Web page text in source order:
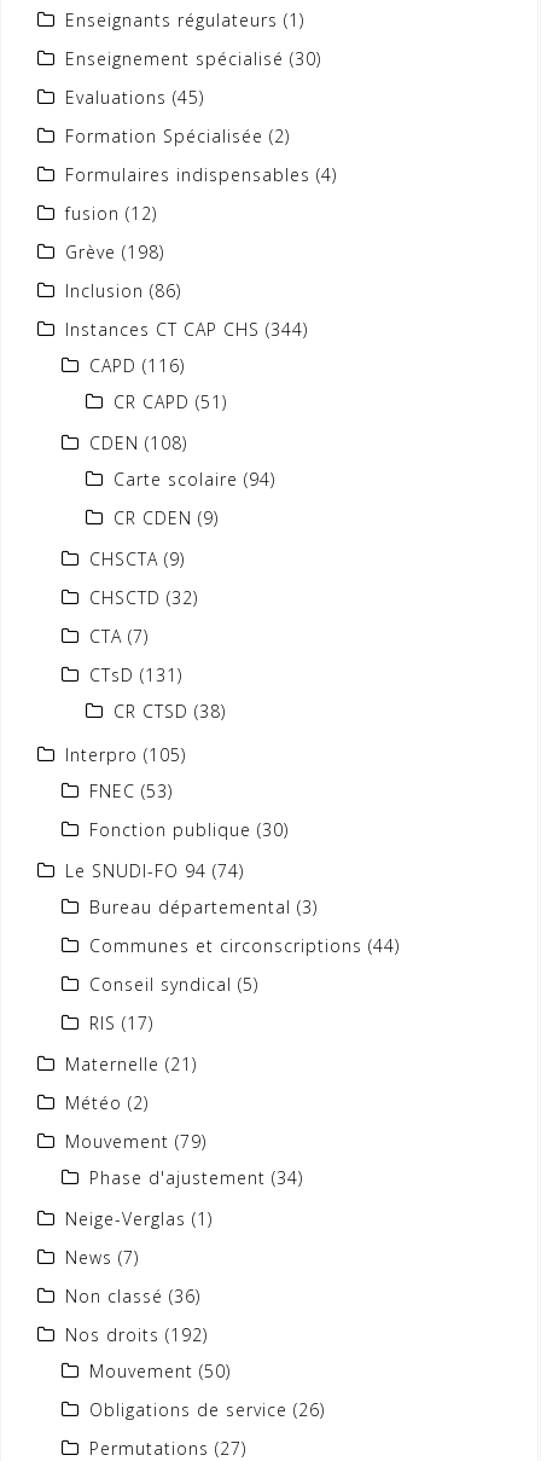
Enseignants régulateurs (1)
Enseignement spécialisé (30)
Evaluations (45)
Formation Spécialisée (2)
Formulaires indispensables (4)
fusion (12)
Grève (198)
Inclusion (86)
Instances CT CAP CHS (344)
CAPD (116)
CR CAPD (51)
CDEN (108)
Carte scolaire (94)
CR CDEN (9)
CHSCTA (9)
CHSCTD (32)
CTA (7)
CTsD (131)
CR CTSD (38)
Interpro (105)
FNEC (53)
Fonction publique (30)
Le SNUDI-FO 94 (74)
Bureau départemental (3)
Communes et circonscriptions (44)
Conseil syndical (5)
RIS (17)
Maternelle (21)
Météo (2)
Mouvement (79)
Phase d'ajustement (34)
Neige-Verglas (1)
News (7)
Non classé (36)
Nos droits (192)
Mouvement (50)
Obligations de service (26)
Permutations (27)